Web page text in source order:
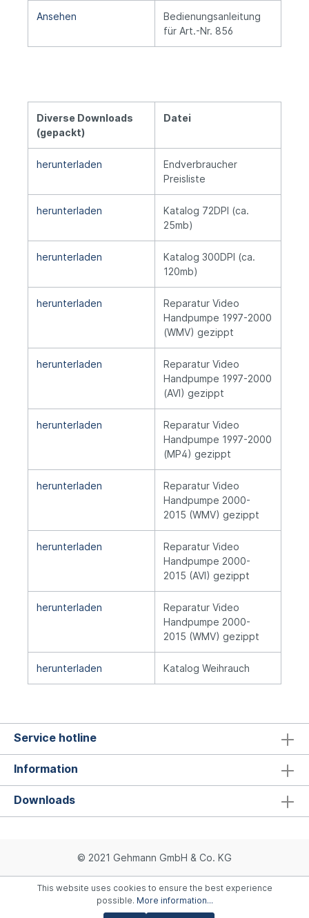
Ansehen
Bedienungsanleitung
für Art.-Nr. 856
Diverse Downloads
(gepackt)
Datei
herunterladen
Endverbraucher
Preisliste
herunterladen
Katalog 72DPI (ca.
25mb)
herunterladen
Katalog 300DPI (ca.
120mb)
herunterladen
Reparatur Video
Handpumpe 1997-2000
(WMV) gezippt
herunterladen
Reparatur Video
Handpumpe 1997-2000
(AVI) gezippt
herunterladen
Reparatur Video
Handpumpe 1997-2000
(MP4) gezippt
herunterladen
Reparatur Video
Handpumpe 2000-
2015 (WMV) gezippt
herunterladen
Reparatur Video
Handpumpe 2000-
2015 (AVI) gezippt
herunterladen
Reparatur Video
Handpumpe 2000-
2015 (WMV) gezippt
herunterladen Katalog Weihrauch
Service hotline
Information
Downloads
© 2021 Gehmann GmbH & Co. KG
This website uses cookies to ensure the best experience
possible. More information...